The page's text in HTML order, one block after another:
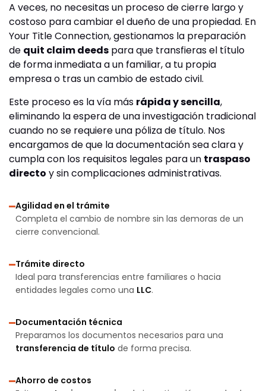
A veces, no necesitas un proceso de cierre largo y
costoso para cambiar el dueño de una propiedad. En
Your Title Connection, gestionamos la preparación
de quit claim deeds para que transfieras el título
de forma inmediata a un familiar, a tu propia
empresa o tras un cambio de estado civil.
Este proceso es la vía más rápida y sencilla,
eliminando la espera de una investigación tradicional
cuando no se requiere una póliza de título. Nos
encargamos de que la documentación sea clara y
cumpla con los requisitos legales para un traspaso
directo y sin complicaciones administrativas.
Agilidad en el trámite
Completa el cambio de nombre sin las demoras de un
cierre convencional.
Trámite directo
Ideal para transferencias entre familiares o hacia
entidades legales como una LLC.
Documentación técnica
Preparamos los documentos necesarios para una
transferencia de título de forma precisa.
Ahorro de costos